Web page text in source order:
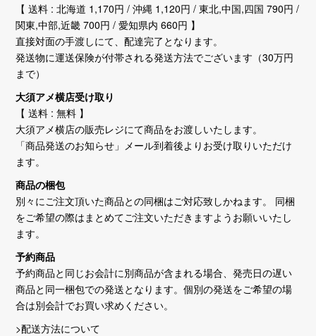
【 送料 : 北海道 1,170円 / 沖縄 1,120円 / 東北,中国,四国 790円 /
関東,中部,近畿 700円 / 愛知県内 660円 】
直接対面の手渡しにて、配達完了となります。
発送物に運送保険が付帯される発送方法でございます（30万円
まで）
大須アメ横店受け取り
【 送料 : 無料 】
大須アメ横店の販売レジにて商品をお渡しいたします。
「商品発送のお知らせ」メール到着後よりお受け取りいただけ
ます。
商品の梱包
別々にご注文頂いた商品との同梱はご対応致しかねます。 同梱
をご希望の際はまとめてご注文いただきますようお願いいたし
ます。
予約商品
予約商品と同じお会計に別商品が含まれる場合、発売日の遅い
商品と同一梱包での発送となります。個別の発送をご希望の場
合は別会計でお買い求めください。
>配送方法について